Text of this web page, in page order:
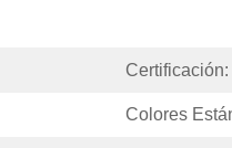
Certificación:
Colores